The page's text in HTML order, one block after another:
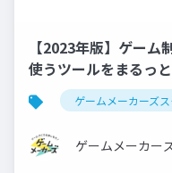
【2023年版】ゲーム
使うツールをまるっ
ゲームメーカーズ
ゲームメーカー